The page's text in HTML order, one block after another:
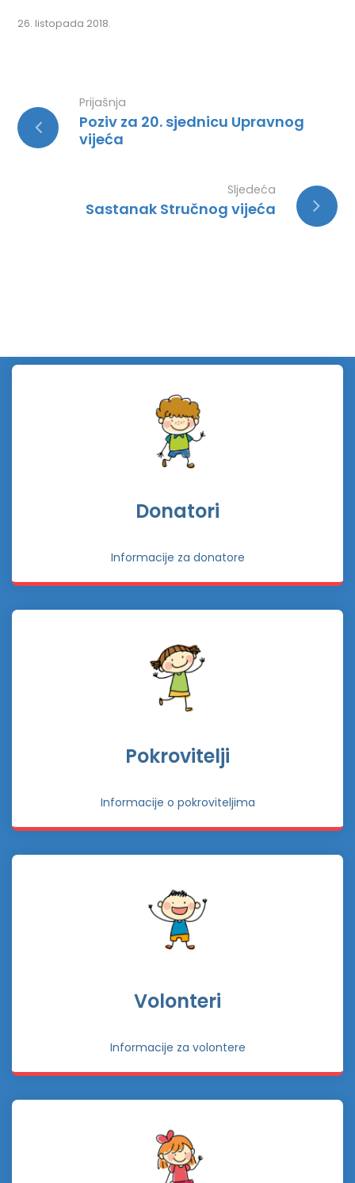
26. listopada 2018.
Prijašnja
Poziv za 20. sjednicu Upravnog
vijeća
Sljedeća
Sastanak Stručnog vijeća
Donatori
Informacije za donatore
Pokrovitelji
Informacije o pokroviteljima
Volonteri
Informacije za volontere